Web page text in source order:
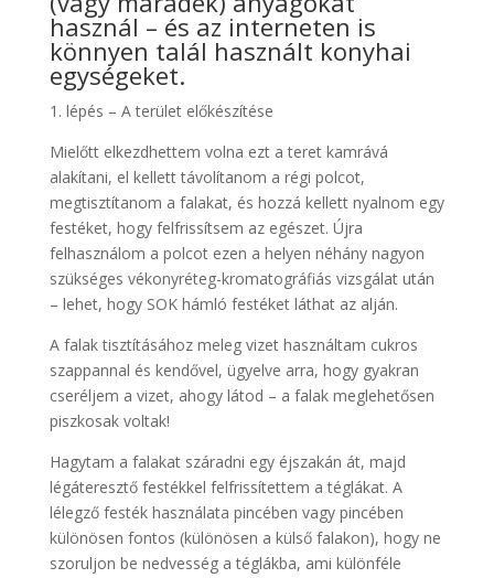
használ – és az interneten is
könnyen talál használt konyhai
egységeket.
1. lépés – A terület előkészítése
Mielőtt elkezdhettem volna ezt a teret kamrává
alakítani, el kellett távolítanom a régi polcot,
megtisztítanom a falakat, és hozzá kellett nyalnom egy
festéket, hogy felfrissítsem az egészet. Újra
felhasználom a polcot ezen a helyen néhány nagyon
szükséges vékonyréteg-kromatográfiás vizsgálat után
– lehet, hogy SOK hámló festéket láthat az alján.
A falak tisztításához meleg vizet használtam cukros
szappannal és kendővel, ügyelve arra, hogy gyakran
cseréljem a vizet, ahogy látod – a falak meglehetősen
piszkosak voltak!
Hagytam a falakat száradni egy éjszakán át, majd
légáteresztő festékkel felfrissítettem a téglákat. A
lélegző festék használata pincében vagy pincében
különösen fontos (különösen a külső falakon), hogy ne
szoruljon be nedvesség a téglákba, ami különféle